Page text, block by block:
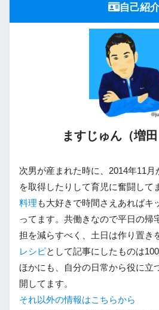
自己紹
ますじゅん（増
次男が産まれた時に、2014年11月
を取得したりして育児に奮闘して
料理 も大好きで時間さえあればキ
ってます。共働きなので平日の帰
担を減らすべく、土日は作り置き
レシピとして記事にしたものは100
ほかにも、自分の日常から役に立
開してます。
それ以外の情報はこちらから